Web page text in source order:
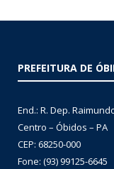
PREFEITURA DE
End.: R. Dep.
Centro – Óbidos – PA
CEP: 68250-000
Fone: (93) 99125-6645